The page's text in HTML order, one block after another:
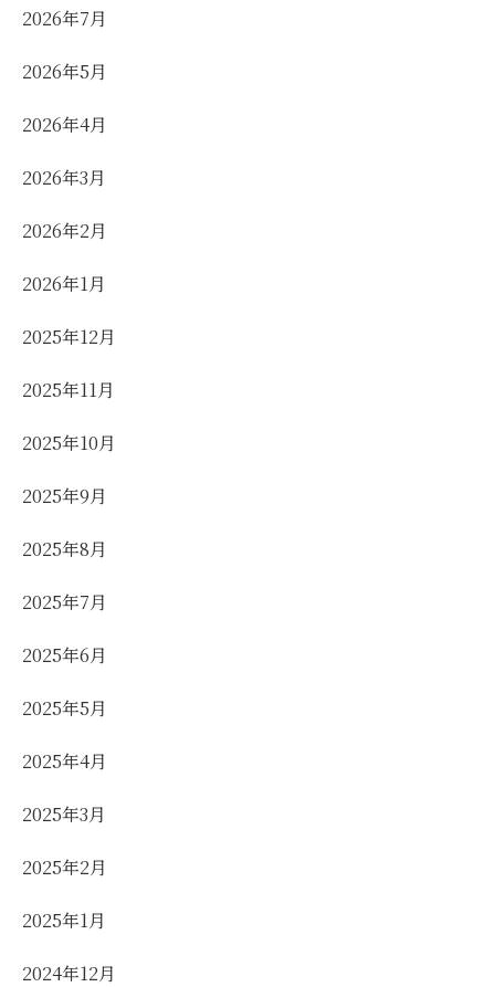
2026年7月
2026年5月
2026年4月
2026年3月
2026年2月
2026年1月
2025年12月
2025年11月
2025年10月
2025年9月
2025年8月
2025年7月
2025年6月
2025年5月
2025年4月
2025年3月
2025年2月
2025年1月
2024年12月